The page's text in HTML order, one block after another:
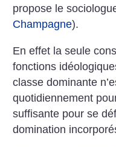
propose le
Champagne).
En effet la seule
fonctions
classe dominante
quotidiennement
suffisante pour se
domination